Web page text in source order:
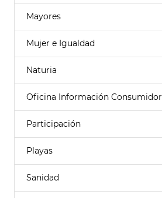
Mayores
Mujer e Igualdad
Naturia
Oficina Información Consumidor
Participación
Playas
Sanidad